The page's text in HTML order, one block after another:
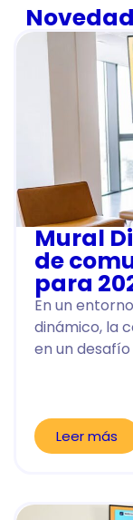
Mural
de
para
En un
dinámico, la
en un
Leer más